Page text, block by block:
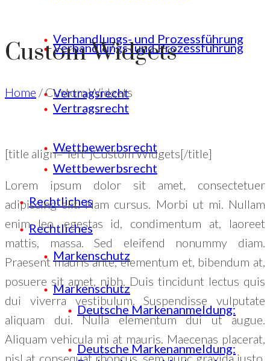
Verhandlungs- und Prozessführung
Vertragsrecht
Wettbewerbsrecht
Rechtliches
Markenschutz
Deutsche Markenanmeldung:
Verhandlungs- und Prozessführung
Vertragsrecht
Wettbewerbsrecht
Rechtliches
Markenschutz
Deutsche Markenanmeldung:
Custom Widgets
Home /Custom Widgets
[title align=“left“]Custom Widgets[/title]
Lorem ipsum dolor sit amet, consectetuer
adipiscing elit. Nam cursus. Morbi ut mi. Nullam
enim leo, egestas id, condimentum at, laoreet
mattis, massa. Sed eleifend nonummy diam.
Praesent mauris ante, elementum et, bibendum at,
posuere sit amet, nibh. Duis tincidunt lectus quis
dui viverra vestibulum. Suspendisse vulputate
aliquam dui. Nulla elementum dui ut augue.
Aliquam vehicula mi at mauris. Maecenas placerat,
nisl at consequat rhoncus, sem nunc gravida justo,